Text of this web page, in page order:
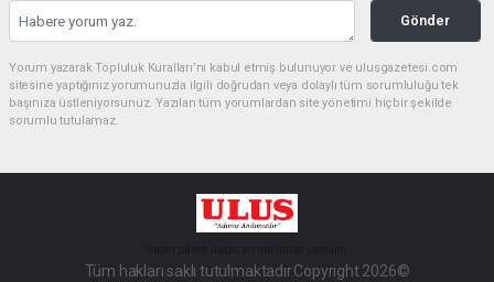
Gönder
Yorum yazarak Topluluk Kuralları’nı kabul etmiş bulunuyor ve ulusgazetesi.com
sitesine yaptığınız yorumunuzla ilgili doğrudan veya dolaylı tüm sorumluluğu tek
başınıza üstleniyorsunuz. Yazılan tüm yorumlardan site yönetimi hiçbir şekilde
sorumlu tutulamaz.
Tüm hakları saklı tutulmaktadır.Copyright 2026©